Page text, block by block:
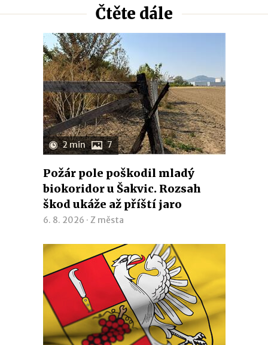
Čtěte dále
2 min 7
Požár pole poškodil mladý
biokoridor u Šakvic. Rozsah
škod ukáže až příští jaro
6. 8. 2026 · Z města